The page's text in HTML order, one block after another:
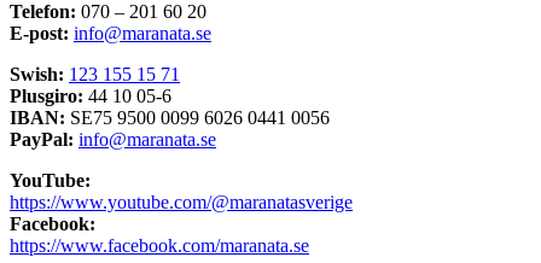
Telefon: 070 – 201 60 20
E-post: info@maranata.se
Swish: 123 155 15 71
Plusgiro: 44 10 05-6
IBAN: SE75 9500 0099 6026 0441 0056
PayPal: info@maranata.se
YouTube:
https://www.youtube.com/@maranatasverige
Facebook:
https://www.facebook.com/maranata.se